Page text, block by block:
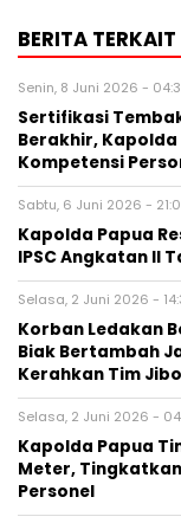
BERITA TERKAIT
Senin, 8 Juni 2026 -
Sertifikasi
Berakhir,
Kompetensi
Sabtu, 6 Juni 2026 -
Kapolda Papua
IPSC Angkatan II
Selasa, 2 Juni 2026 -
Korban Ledakan
Biak Bertambah
Kerahkan Tim
Selasa, 2 Juni 2026 -
Kapolda Papua
Meter,
Personel